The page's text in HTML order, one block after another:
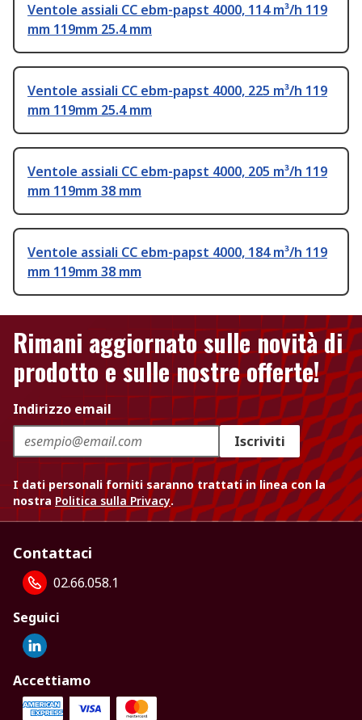
Ventole assiali CC ebm-papst 4000, 114 m³/h 119
mm 119mm 25.4 mm
Ventole assiali CC ebm-papst 4000, 225 m³/h 119
mm 119mm 25.4 mm
Ventole assiali CC ebm-papst 4000, 205 m³/h 119
mm 119mm 38 mm
Ventole assiali CC ebm-papst 4000, 184 m³/h 119
mm 119mm 38 mm
Rimani aggiornato sulle novità di
prodotto e sulle nostre offerte!
Indirizzo email
Iscriviti
I dati personali forniti saranno trattati in linea con la
nostra Politica sulla Privacy.
Contattaci
02.66.058.1
Seguici
Accettiamo